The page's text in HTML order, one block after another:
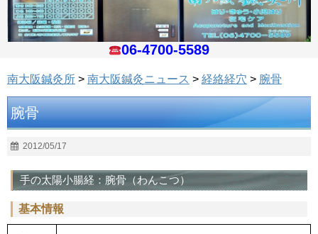
06-4700-5589
南大阪鍼灸所 > 南大阪鍼灸ニュース > 経絡経穴 > 腕骨
腕骨
2012/05/17
手の太陽小腸経：腕骨（わんこつ）
基本情報